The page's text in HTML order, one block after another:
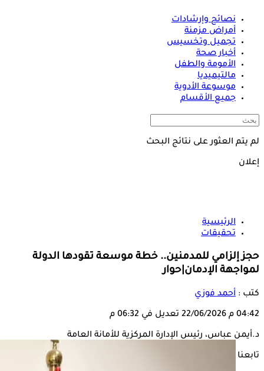
نصائح وإرشادات
أمراض مزمنة
تجميل وتخسيس
أخبار صحة
الأمومة والطفل
مالتيميديا
موسوعة الأدوية
جميع الأقسام
لم يتم العثور على نتائج البحث
إعلان
الرئيسية
تحقيقات
حجز إلزامي للمدمنين.. خطة موسعة تقودها الدولة
لمواجهة الإدمان|حوار
كتب : أحمد فوزي
04:42 م 22/06/2026 تعديل في 06:32 م
د.أيمن عباس، رئيس الإدارة المركزية للأمانة العامة
تابعنا على